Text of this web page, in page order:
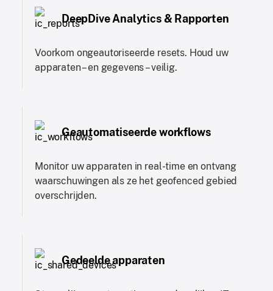
DeepDive Analytics & Rapporten
Voorkom ongeautoriseerde resets. Houd uw
apparaten – en gegevens – veilig.
Geautomatiseerde workflows
Monitor uw apparaten in real-time en ontvang
waarschuwingen als ze het geofenced gebied
overschrijden.
Gedeelde apparaten